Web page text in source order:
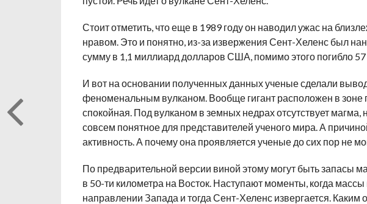
Стоит отметить, что еще в 1989 году он наводил ужас на
нравом. Это и понятно, из-за извержения Сент-Хеленс был
сумму в 1,1 миллиард долларов США, помимо этого погибло
И вот на основании полученных данных ученые сделали
феноменальным вулканом. Вообще гигант расположен в зоне
спокойная. Под вулканом в земных недрах отсутствует магма,
совсем понятное для представителей ученого мира. А
активность. А почему она проявляется ученые до сих пор не
По предварительной версии виной этому могут быть запасы
в 50-ти километра на Восток. Наступают моменты, когда
направлении Запада и тогда Сент-Хеленс извергается. Каким